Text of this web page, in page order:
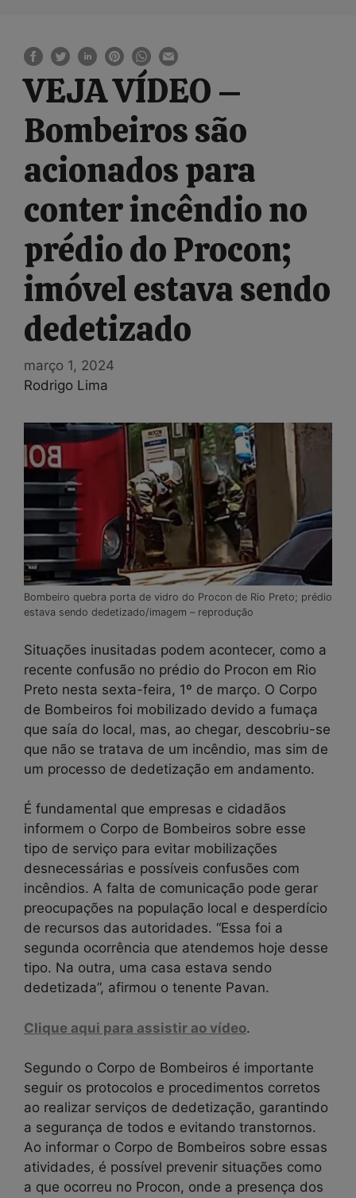
VEJA VÍDEO –
Bombeiros são
acionados para
conter incêndio no
prédio do Procon;
imóvel estava sendo
dedetizado
março 1, 2024
Rodrigo Lima
Bombeiro quebra porta de vidro do Procon de Rio Preto; prédio
estava sendo dedetizado/imagem – reprodução
Situações inusitadas podem acontecer, como a
recente confusão no prédio do Procon em Rio
Preto nesta sexta-feira, 1º de março. O Corpo
de Bombeiros foi mobilizado devido a fumaça
que saía do local, mas, ao chegar, descobriu-se
que não se tratava de um incêndio, mas sim de
um processo de dedetização em andamento.
É fundamental que empresas e cidadãos
informem o Corpo de Bombeiros sobre esse
tipo de serviço para evitar mobilizações
desnecessárias e possíveis confusões com
incêndios. A falta de comunicação pode gerar
preocupações na população local e desperdício
de recursos das autoridades. “Essa foi a
segunda ocorrência que atendemos hoje desse
tipo. Na outra, uma casa estava sendo
dedetizada”, afirmou o tenente Pavan.
Clique aqui para assistir ao vídeo.
Segundo o Corpo de Bombeiros é importante
seguir os protocolos e procedimentos corretos
ao realizar serviços de dedetização, garantindo
a segurança de todos e evitando transtornos.
Ao informar o Corpo de Bombeiros sobre essas
atividades, é possível prevenir situações como
a que ocorreu no Procon, onde a presença dos